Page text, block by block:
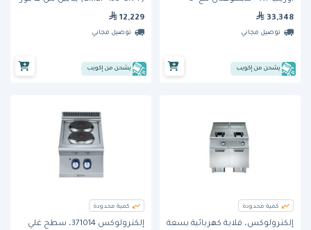
Automation
33,348
توصيل مجاني
يشحن من إكويب
12,229
توصيل مجاني
يشحن من إكويب
كمية محدودة
إلكترولوكس، قلاية كهربائية بسعة
كمية محدودة
إلكترولوكس 371014، سطح غلي